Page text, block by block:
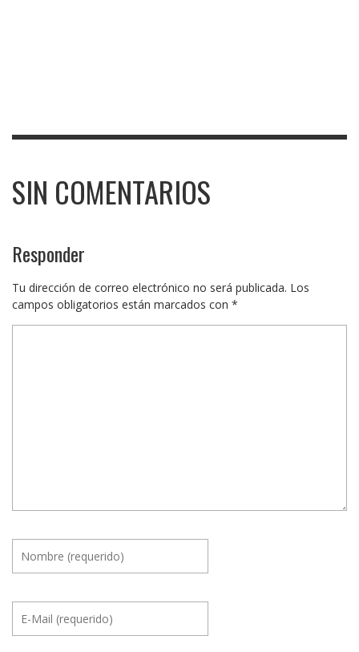
SIN COMENTARIOS
Responder
Tu dirección de correo electrónico no será publicada. Los
campos obligatorios están marcados con *